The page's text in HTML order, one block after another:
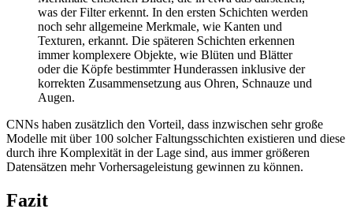
was der Filter erkennt. In den ersten Schichten werden
noch sehr allgemeine Merkmale, wie Kanten und
Texturen, erkannt. Die späteren Schichten erkennen
immer komplexere Objekte, wie Blüten und Blätter
oder die Köpfe bestimmter Hunderassen inklusive der
korrekten Zusammensetzung aus Ohren, Schnauze und
Augen.
CNNs haben zusätzlich den Vorteil, dass inzwischen sehr große
Modelle mit über 100 solcher Faltungsschichten existieren und diese
durch ihre Komplexität in der Lage sind, aus immer größeren
Datensätzen mehr Vorhersageleistung gewinnen zu können.
Fazit